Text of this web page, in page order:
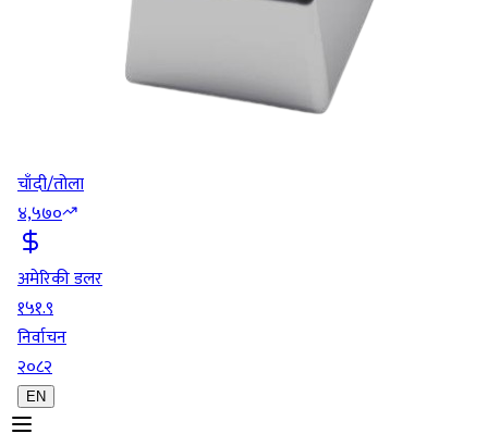
चाँदी/तोला
४,५७०
अमेरिकी डलर
१५१.९
निर्वाचन
२०८२
EN